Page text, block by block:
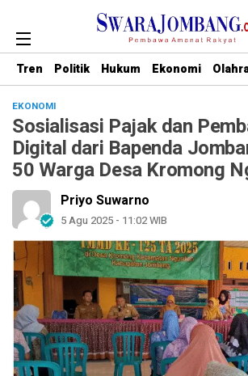
Tren Politik Hukum Ekonomi
EKONOMI
Sosialisasi Pajak dan
Digital dari Bapenda
50 Warga Desa Kromong
Priyo Suwarno
5 Agu 2025 - 11:02 WIB